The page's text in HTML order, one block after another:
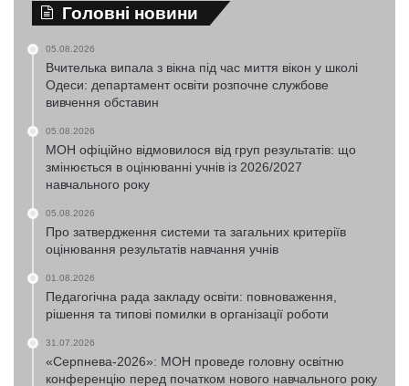
Головні новини
05.08.2026
Вчителька випала з вікна під час миття вікон у школі
Одеси: департамент освіти розпочне службове
вивчення обставин
05.08.2026
МОН офіційно відмовилося від груп результатів: що
змінюється в оцінюванні учнів із 2026/2027
навчального року
05.08.2026
Про затвердження системи та загальних критеріїв
оцінювання результатів навчання учнів
01.08.2026
Педагогічна рада закладу освіти: повноваження,
рішення та типові помилки в організації роботи
31.07.2026
«Серпнева-2026»: МОН проведе головну освітню
конференцію перед початком нового навчального року